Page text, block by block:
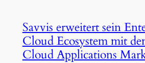
Savvis erweitert sein
Cloud Ecosystem mit
Cloud Applications